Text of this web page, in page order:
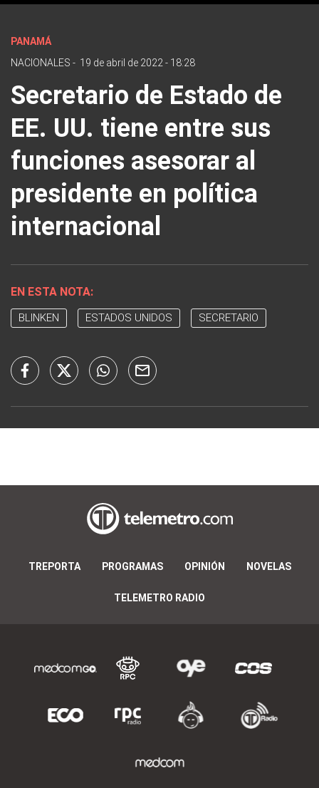
PANAMÁ
NACIONALES - 19 de abril de 2022 - 18:28
Secretario de Estado de
EE. UU. tiene entre sus
funciones asesorar al
presidente en política
internacional
EN ESTA NOTA:
BLINKEN ESTADOS UNIDOS SECRETARIO
TREPORTA PROGRAMAS OPINIÓN NOVELAS
TELEMETRO RADIO